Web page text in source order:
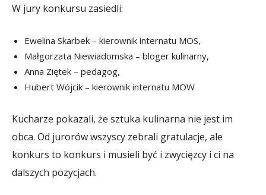
W jury konkursu zasiedli:
Ewelina Skarbek – kierownik internatu MOS,
Małgorzata Niewiadomska – bloger kulinarny,
Anna Ziętek – pedagog,
Hubert Wójcik – kierownik internatu MOW
Kucharze pokazali, że sztuka kulinarna nie jest im
obca. Od jurorów wszyscy zebrali gratulacje, ale
konkurs to konkurs i musieli być i zwycięzcy i ci na
dalszych pozycjach.